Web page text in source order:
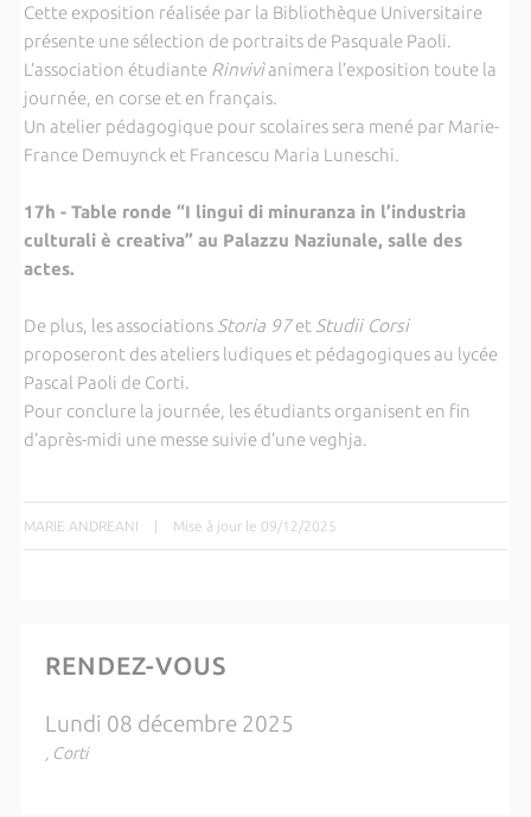
Cette exposition réalisée par la Bibliothèque Universitaire
présente une sélection de portraits de Pasquale Paoli.
L’association étudiante Rinvivìanimera l’exposition toute la
journée, en corse et en français.
Un atelier pédagogique pour scolaires sera mené par Marie-
France Demuynck et Francescu Maria Luneschi.
17h - Table ronde “I lingui di minuranza in l’industria
culturali è creativa” au Palazzu Naziunale, salle des
actes.
De plus, les associations Storia 97et Studii Corsi
proposeront des ateliers ludiques et pédagogiques au lycée
Pascal Paoli de Corti.
Pour conclure la journée, les étudiants organisent en fin
d’après-midi une messe suivie d’une veghja.
MARIE ANDREANI | Mise à jour le 09/12/2025
RENDEZ-VOUS
Lundi 08 décembre 2025
, Corti